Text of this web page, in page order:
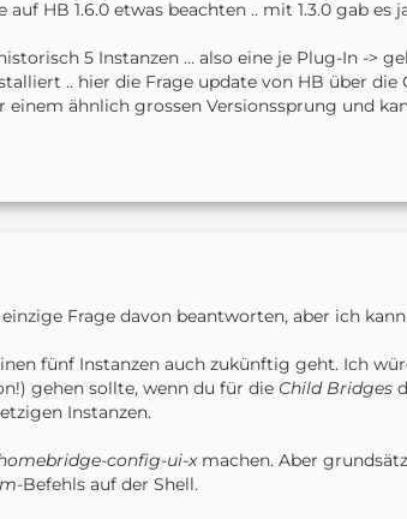
HB 1.6.0 etwas beachten .. mit 1.3.0 gab es
5 Instanzen ... also eine je Plug-In ->
.. hier die Frage update von HB über die
einem ähnlich grossen Versionssprung und
Frage davon beantworten, aber ich
fünf Instanzen auch zukünftig geht. Ich
gehen sollte, wenn du für die Child Bridges
Instanzen.
config-ui-xmachen. Aber
-Befehls auf der Shell.